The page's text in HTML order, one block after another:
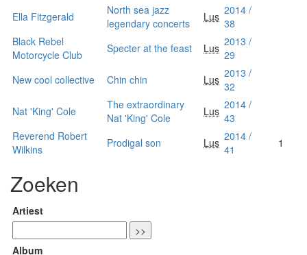
Ella Fitzgerald
North sea jazz
legendary concerts
Lus 2014 /
38
Black Rebel
Motorcycle Club
Specter at the feast Lus 2013 /
29
New cool collective
Chin chin Lus 2013 /
32
Nat 'King' Cole
The extraordinary
Nat 'King' Cole
Lus 2014 /
43
Reverend Robert
Wilkins
Prodigal son Lus 2014 /
41
1
Zoeken
Artiest
Album